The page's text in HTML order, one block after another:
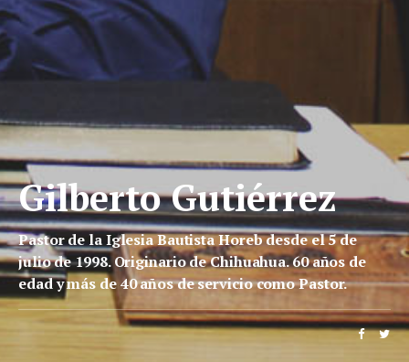
Gilberto Gutiérrez
Pastor de la Iglesia Bautista Horeb desde el 5 de
julio de 1998. Originario de Chihuahua. 60 años de
edad y más de 40 años de servicio como Pastor.